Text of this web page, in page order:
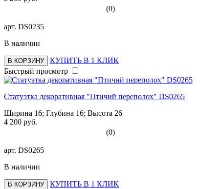
(0)
арт. DS0235
В наличии
В КОРЗИНУ
КУПИТЬ В 1 КЛИК
Быстрый просмотр
Статуэтка декоративная "Птичий переполох" DS0265
Ширина 16; Глубина 16; Высота 26
4 200 руб.
(0)
арт. DS0265
В наличии
В КОРЗИНУ КУПИТЬ В 1 КЛИК